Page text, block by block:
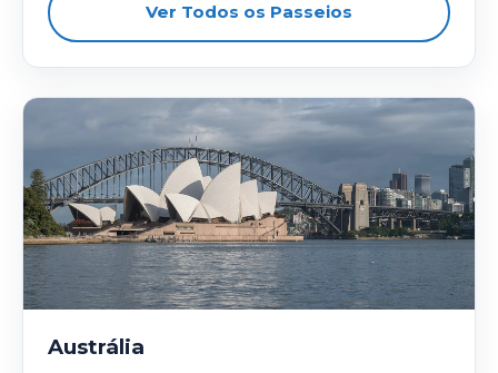
Ver Todos os Passeios
Austrália